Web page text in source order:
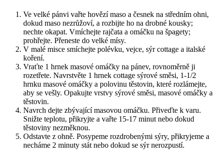
Ve velké pánvi vařte hovězí maso a česnek na středním ohni,
dokud maso nezrůžoví, a rozbijte ho na drobné kousky;
nechte okapat. Vmíchejte rajčata a omáčku na špagety;
prohřejte. Přeneste do velké mísy.
V malé misce smíchejte polévku, vejce, sýr cottage a italské
koření.
Vraťte 1 hrnek masové omáčky na pánev, rovnoměrně ji
rozetřete. Navrstvěte 1 hrnek cottage sýrové směsi, 1-1/2
hrnku masové omáčky a polovinu těstovin, které rozlámejte,
aby se vešly. Opakujte vrstvy sýrové směsi, masové omáčky a
těstovin.
Navrch dejte zbývající masovou omáčku. Přiveďte k varu.
Snižte teplotu, přikryjte a vařte 15-17 minut nebo dokud
těstoviny nezměknou.
Odstavte z ohně. Posypeme rozdrobenými sýry, přikryjeme a
necháme 2 minuty stát nebo dokud se sýr nerozpustí.